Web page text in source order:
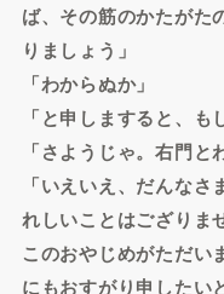
ば、その筋のかたがた
りましょう」
「わからぬか」
「と申しますると、
「さようじゃ。右門と
「いえいえ、だんな
れしいことはござりま
このおやじめがただい
にもおすがり申したい